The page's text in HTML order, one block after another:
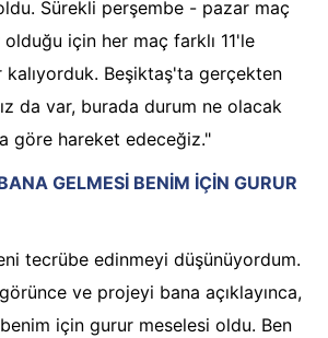
Sürekli perşembe - pazar maç
için her maç farklı 11'le
Beşiktaş'ta gerçekten
da var, burada durum ne olacak
göre hareket edeceğiz."
GELMESİ BENİM İÇİN GURUR
tecrübe edinmeyi düşünüyordum.
ve projeyi bana açıklayınca,
için gurur meselesi oldu. Ben